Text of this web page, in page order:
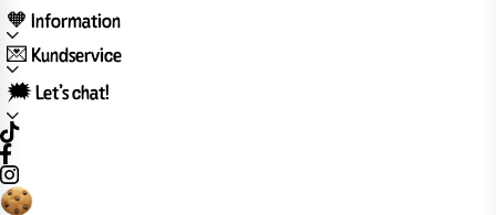
🧡 Information
💌 Kundservice
🗯️ Let’s chat!